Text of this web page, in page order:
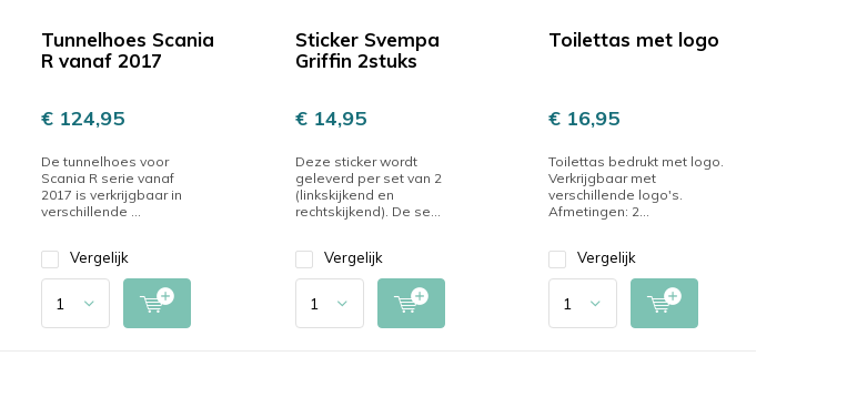
Tunnelhoes Scania
R vanaf 2017
€ 124,95
De tunnelhoes voor
Scania R serie vanaf
2017 is verkrijgbaar in
verschillende ...
Vergelijk
Sticker Svempa
Griffin 2stuks
€ 14,95
Deze sticker wordt
geleverd per set van 2
(linkskijkend en
rechtskijkend). De se...
Vergelijk
Toilettas met logo
€ 16,95
Toilettas bedrukt met logo.
Verkrijgbaar met
verschillende logo's.
Afmetingen: 2...
Vergelijk